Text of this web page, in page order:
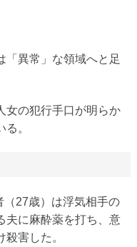
「異常」な領域へと足
女の犯行手口が明らか
。
27歳）は浮気相手の
夫に麻酔薬を打ち、意
害した。